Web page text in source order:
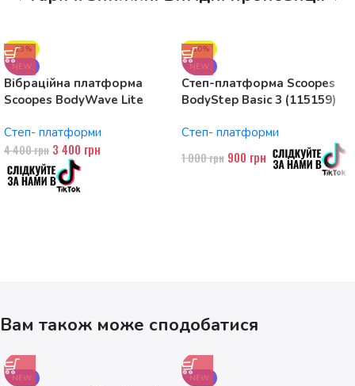
-23%
NEW
Вібраційна платформа
Scoopes BodyWave Lite
Степ- платформи
4 400грн 3 400 грн
-10%
NEW
Степ-платформа Scoopes
BodyStep Basic 3 (115159)
рівні
Степ- платформи
1 000грн 900 грн
Вам також може сподобатися
NEW NEW